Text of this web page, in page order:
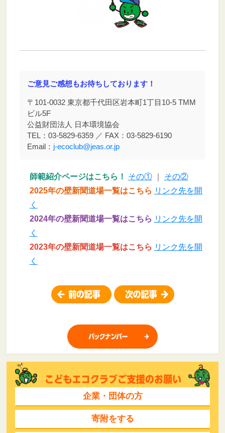
ご意見ご感想もお待ちしております！
〒101-0032 東京都千代田区岩本町1丁目10-5 TMM
ビル5F
公益財団法人 日本環境協会
TEL：03-5829-6359 ／ FAX：03-5829-6190
Email： j-ecoclub@jeas.or.jp
師範紹介ページはこちら！ その①｜ その②
2025年の壁新聞道場一覧はこちら リンク先を開
く
2024年の壁新聞道場一覧はこちら リンク先を開
く
2023年の壁新聞道場一覧はこちら リンク先を開
く
企業・団体の方
寄附をする